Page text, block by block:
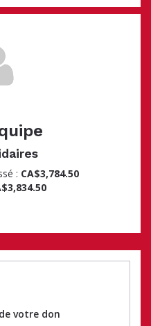
: CA$3,784.50
votre don